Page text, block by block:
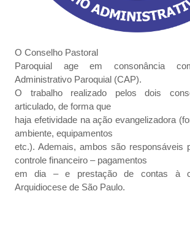
O Conselho Pastoral
Paroquial age em consonância
Administrativo Paroquial (CAP).
O trabalho realizado pelos dois
articulado, de forma que
haja efetividade na ação evangelizadora
ambiente, equipamentos
etc.). Ademais, ambos são responsáveis
controle financeiro – pagamentos
em dia – e prestação de contas à
Arquidiocese de São Paulo.